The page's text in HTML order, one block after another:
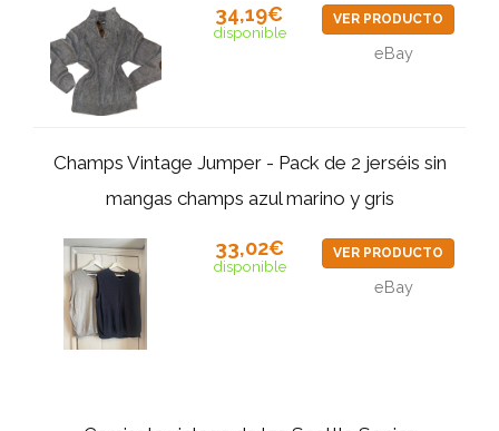
34,19€
disponible
VER PRODUCTO
eBay
Champs Vintage Jumper - Pack de 2 jerséis sin
mangas champs azul marino y gris
33,02€
disponible
VER PRODUCTO
eBay